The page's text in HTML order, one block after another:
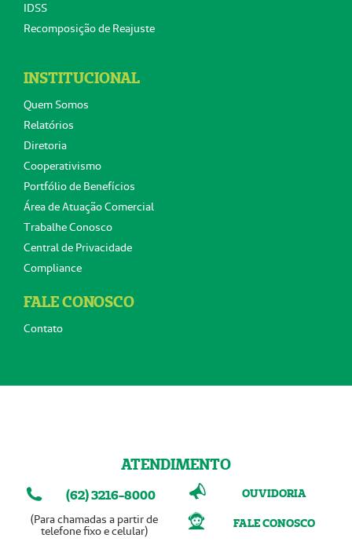
IDSS
Recomposição de Reajuste
INSTITUCIONAL
Quem Somos
Relatórios
Diretoria
Cooperativismo
Portfólio de Benefícios
Área de Atuação Comercial
Trabalhe Conosco
Central de Privacidade
Compliance
FALE CONOSCO
Contato
ATENDIMENTO
(62) 3216-8000
(Para chamadas a partir de
telefone fixo e celular)
OUVIDORIA
FALE CONOSCO